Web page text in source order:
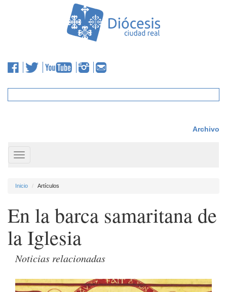
Archivo
Toggle
navigation
Inicio Artículos
En la barca samaritana de
la Iglesia
Noticias relacionadas